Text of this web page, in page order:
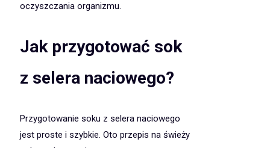
oczyszczania organizmu.
Jak przygotować sok
z selera naciowego?
Przygotowanie soku z selera naciowego
jest proste i szybkie. Oto przepis na świeży